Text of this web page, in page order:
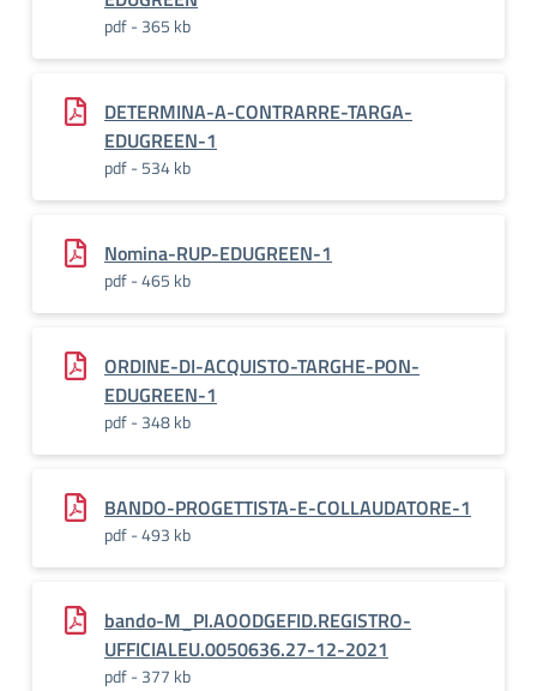
pdf - 365 kb
DETERMINA-A-CONTRARRE-TARGA-
EDUGREEN-1
pdf - 534 kb
Nomina-RUP-EDUGREEN-1
pdf - 465 kb
ORDINE-DI-ACQUISTO-TARGHE-PON-
EDUGREEN-1
pdf - 348 kb
BANDO-PROGETTISTA-E-COLLAUDATORE-1
pdf - 493 kb
bando-M_PI.AOODGEFID.REGISTRO-
UFFICIALEU.0050636.27-12-2021
pdf - 377 kb